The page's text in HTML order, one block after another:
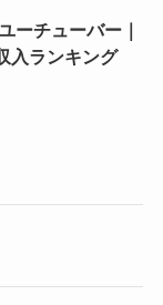
ーチューバー｜
入ランキング